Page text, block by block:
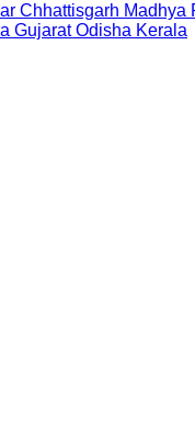
Chhattisgarh Madhya
Gujarat Odisha Kerala